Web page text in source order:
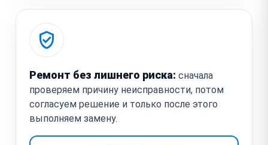
Ремонт без лишнего риска: сначала
проверяем причину неисправности, потом
согласуем решение и только после этого
выполняем замену.